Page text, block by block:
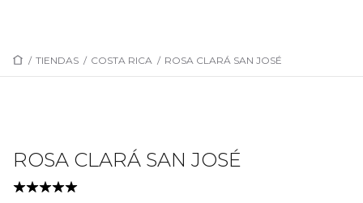
/ TIENDAS / COSTA RICA / ROSA CLARÁ SAN JOSÉ
ROSA CLARÁ SAN JOSÉ